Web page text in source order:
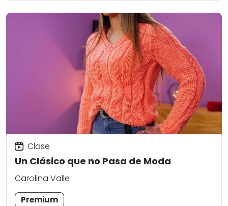
Un Clásico que no Pasa de Moda
Clase
Carolina Valle
Premium